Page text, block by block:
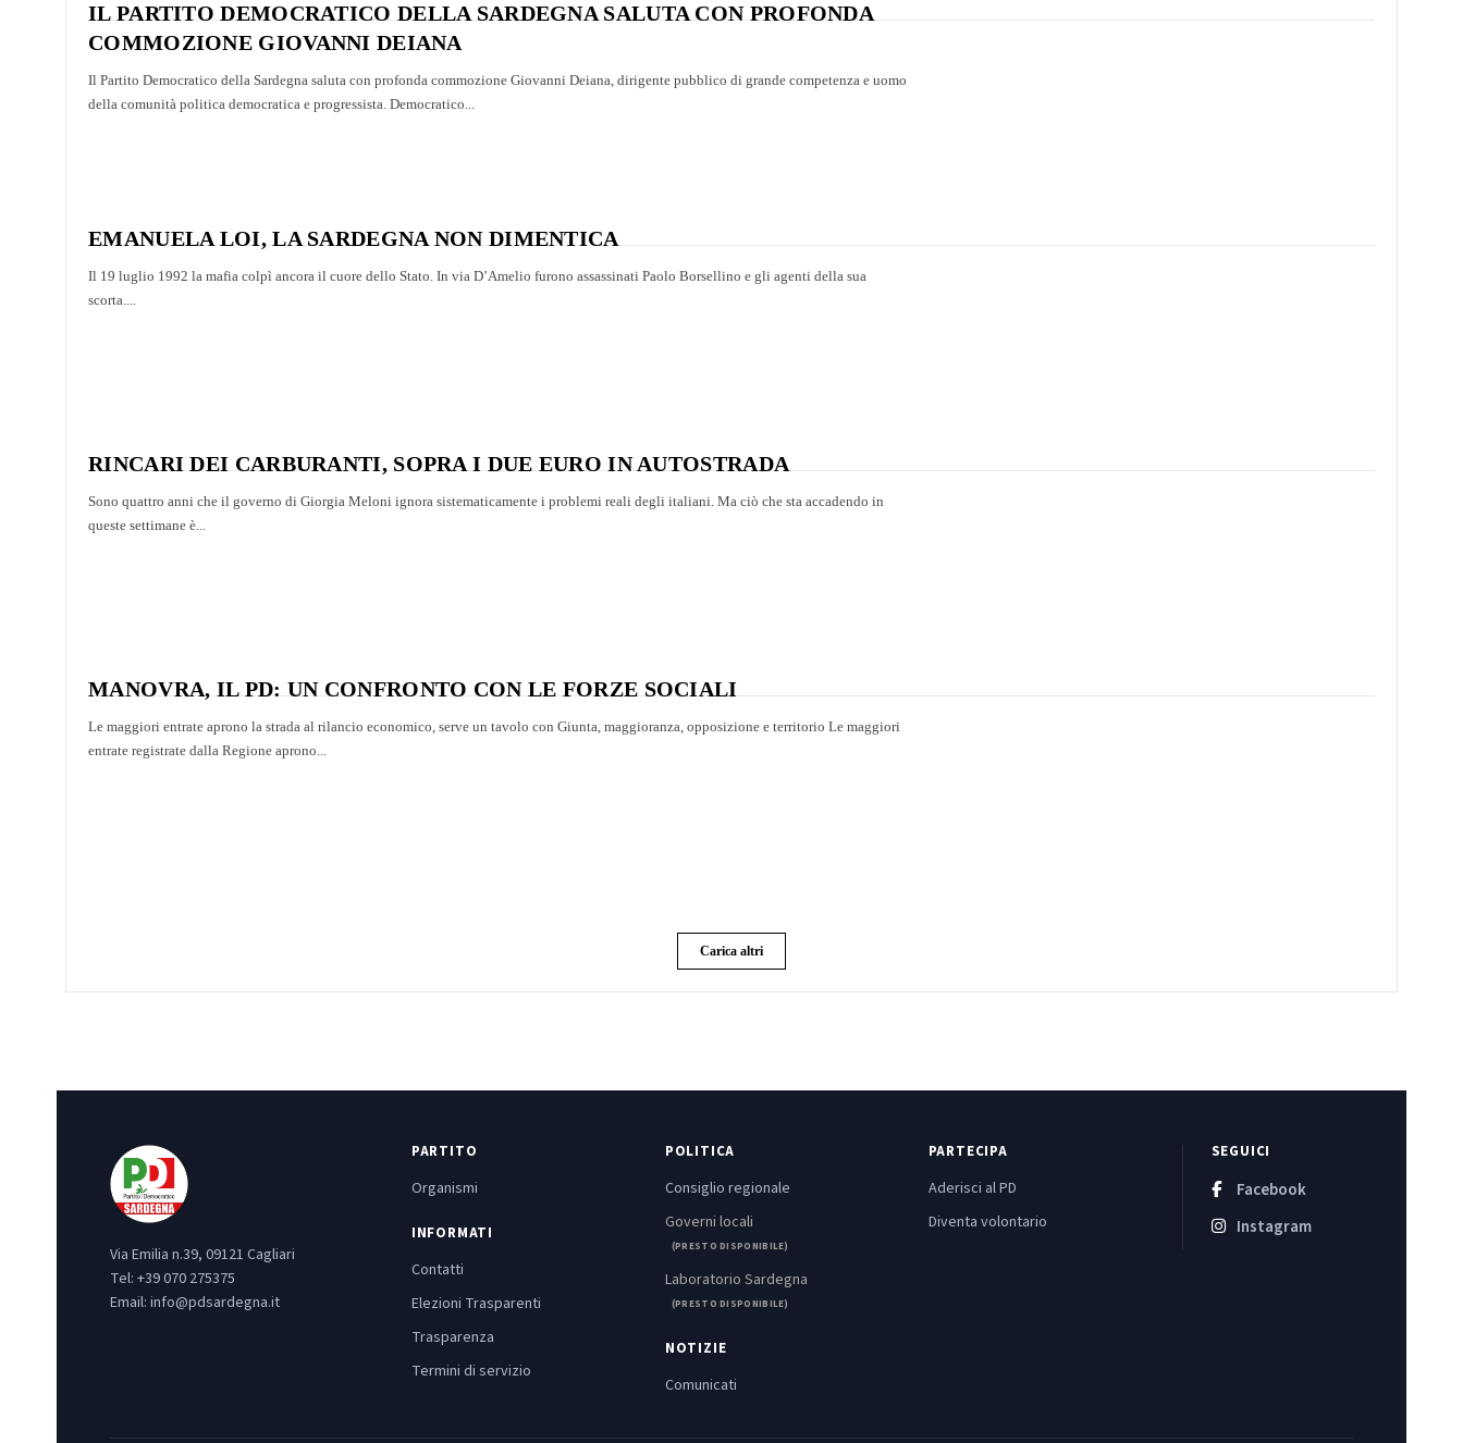
IL PARTITO DEMOCRATICO DELLA SARDEGNA SALUTA CON PROFONDA
COMMOZIONE GIOVANNI DEIANA
Il Partito Democratico della Sardegna saluta con profonda commozione Giovanni Deiana, dirigente pubblico di grande competenza e uomo
della comunità politica democratica e progressista. Democratico...
EMANUELA LOI, LA SARDEGNA NON DIMENTICA
Il 19 luglio 1992 la mafia colpì ancora il cuore dello Stato. In via D’Amelio furono assassinati Paolo Borsellino e gli agenti della sua
scorta....
RINCARI DEI CARBURANTI, SOPRA I DUE EURO IN AUTOSTRADA
Sono quattro anni che il governo di Giorgia Meloni ignora sistematicamente i problemi reali degli italiani. Ma ciò che sta accadendo in
queste settimane è...
MANOVRA, IL PD: UN CONFRONTO CON LE FORZE SOCIALI
Le maggiori entrate aprono la strada al rilancio economico, serve un tavolo con Giunta, maggioranza, opposizione e territorio Le maggiori
entrate registrate dalla Regione aprono...
Carica altri
Via Emilia n.39, 09121 Cagliari
Tel: +39 070 275375
Email: info@pdsardegna.it
PARTITO
Organismi
INFORMATI
Contatti
Elezioni Trasparenti
Trasparenza
Termini di servizio
POLITICA
Consiglio regionale
Governi locali
(PRESTO DISPONIBILE)
Laboratorio Sardegna
(PRESTO DISPONIBILE)
NOTIZIE
Comunicati
PARTECIPA
Aderisci al PD
Diventa volontario
SEGUICI
Facebook
Instagram